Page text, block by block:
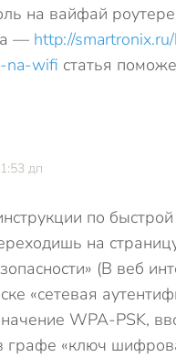
на вайфай
— http://
na-wifi статья
дп
по быстрой
на
(В веб
«сетевая
WPA-PSK,
графе «ключ